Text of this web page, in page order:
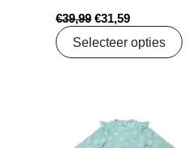
€39,99 €31,59
Selecteer opties
was:
€34,99.
is:
€27,64.